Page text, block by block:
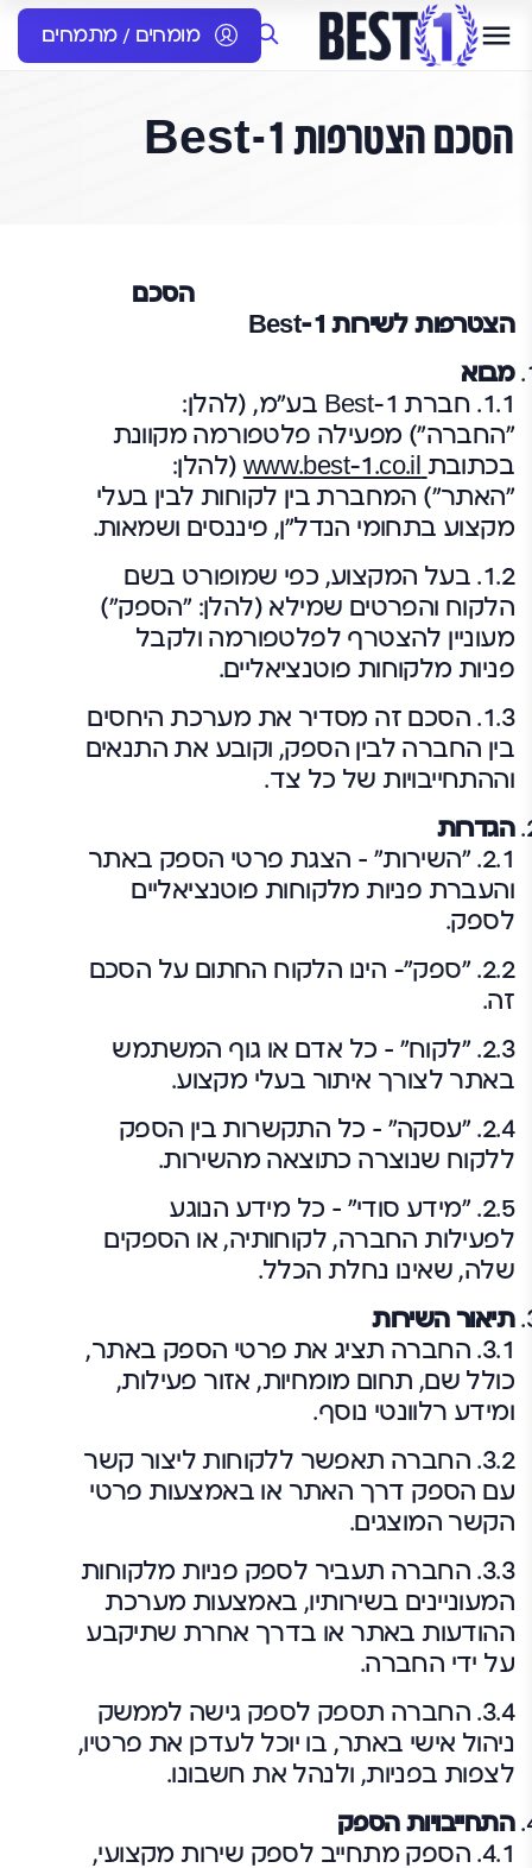
מומחים / מתמחים
הסכם הצטרפות Best-1
הסכם
הצטרפות לשירות Best-1
מבוא
1.1. חברת Best-1 בע"מ, (להלן:
"החברה") מפעילה פלטפורמה מקוונת
בכתובת www.best-1.co.il (להלן:
"האתר") המחברת בין לקוחות לבין בעלי
מקצוע בתחומי הנדל"ן, פיננסים ושמאות.
1.2. בעל המקצוע, כפי שמופורט בשם
הלקוח והפרטים שמילא (להלן: "הספק")
מעוניין להצטרף לפלטפורמה ולקבל
פניות מלקוחות פוטנציאליים.
1.3. הסכם זה מסדיר את מערכת היחסים
בין החברה לבין הספק, וקובע את התנאים
וההתחייבויות של כל צד.
הגדרות
2.1. "השירות" – הצגת פרטי הספק באתר
והעברת פניות מלקוחות פוטנציאליים
לספק.
2.2. "ספק"- הינו הלקוח החתום על הסכם
זה.
2.3. "לקוח" – כל אדם או גוף המשתמש
באתר לצורך איתור בעלי מקצוע.
2.4. "עסקה" – כל התקשרות בין הספק
ללקוח שנוצרה כתוצאה מהשירות.
2.5. "מידע סודי" – כל מידע הנוגע
לפעילות החברה, לקוחותיה, או הספקים
שלה, שאינו נחלת הכלל.
תיאור השירות
3.1. החברה תציג את פרטי הספק באתר,
כולל שם, תחום מומחיות, אזור פעילות,
ומידע רלוונטי נוסף.
3.2. החברה תאפשר ללקוחות ליצור קשר
עם הספק דרך האתר או באמצעות פרטי
הקשר המוצגים.
3.3. החברה תעביר לספק פניות מלקוחות
המעוניינים בשירותיו, באמצעות מערכת
ההודעות באתר או בדרך אחרת שתיקבע
על ידי החברה.
3.4. החברה תספק לספק גישה לממשק
ניהול אישי באתר, בו יוכל לעדכן את פרטיו,
לצפות בפניות, ולנהל את חשבונו.
התחייבויות הספק
4.1. הספק מתחייב לספק שירות מקצועי,